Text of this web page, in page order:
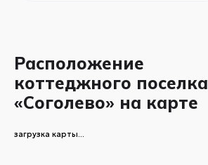
Расположение
коттеджного поселка
«Соголево» на карте
загрузка карты...